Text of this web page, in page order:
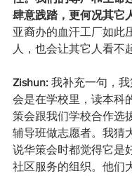
肆意践踏，更何况其它
亚裔办的血汗工厂如此
人，也会让其它人看不
Zishun: 我补充一句，
会是在学校里，读本科
策会跟我们学校合作选
辅导班做志愿者。我猜
说华策会时都觉得它是
社区服务的组织。他们